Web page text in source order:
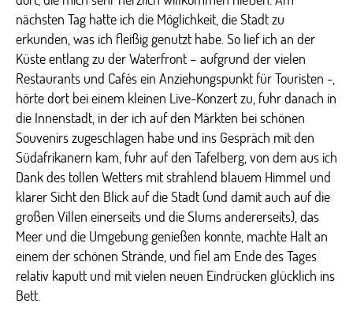
nächsten Tag hatte ich die Möglichkeit, die Stadt zu
erkunden, was ich fleißig genutzt habe. So lief ich an der
Küste entlang zu der Waterfront – aufgrund der vielen
Restaurants und Cafés ein Anziehungspunkt für Touristen -,
hörte dort bei einem kleinen Live-Konzert zu, fuhr danach in
die Innenstadt, in der ich auf den Märkten bei schönen
Souvenirs zugeschlagen habe und ins Gespräch mit den
Südafrikanern kam, fuhr auf den Tafelberg, von dem aus ich
Dank des tollen Wetters mit strahlend blauem Himmel und
klarer Sicht den Blick auf die Stadt (und damit auch auf die
großen Villen einerseits und die Slums andererseits), das
Meer und die Umgebung genießen konnte, machte Halt an
einem der schönen Strände, und fiel am Ende des Tages
relativ kaputt und mit vielen neuen Eindrücken glücklich ins
Bett.